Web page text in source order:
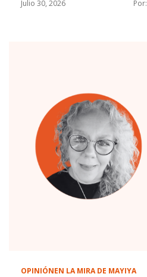
define.
Julio 30, 2026 Por:
OPINIÓNEN LA MIRA DE MAYIYA